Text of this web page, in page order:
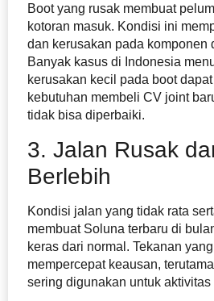
Boot yang rusak membuat
kotoran masuk. Kondisi ini
dan kerusakan pada komponen
Banyak kasus di Indonesia
kerusakan kecil pada boot
kebutuhan membeli CV joint
tidak bisa diperbaiki.
3. Jalan Rusak
Berlebih
Kondisi jalan yang tidak rata
membuat Soluna terbaru di
keras dari normal. Tekanan
mempercepat keausan,
sering digunakan untuk aktivitas